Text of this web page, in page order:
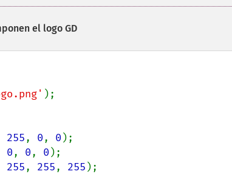
el logo GD
);
255, 0, 0
0, 0, 0
255, 255, 255